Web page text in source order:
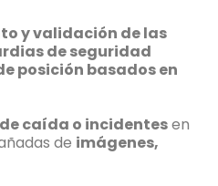
y validación de las
de seguridad
posición basados en
caída o incidentesen
de imágenes,